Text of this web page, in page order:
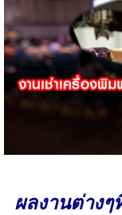
ผลงานต่างๆ